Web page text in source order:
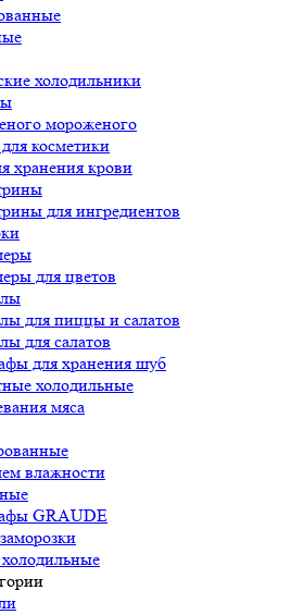
холодильники
мороженого
косметики
хранения крови
для ингредиентов
для цветов
для пиццы и салатов
для салатов
для хранения шуб
холодильные
мяса
влажности
GRAUDE